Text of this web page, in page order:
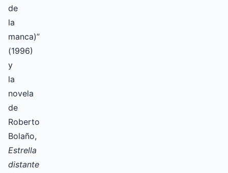
de
la
manca)”
(1996)
y
la
novela
de
Roberto
Bolaño,
Estrella
distante